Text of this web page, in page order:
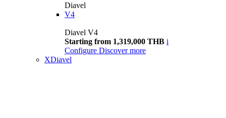
Diavel
V4
Diavel V4
Starting from 1,319,000 THB i
Configure Discover more
XDiavel